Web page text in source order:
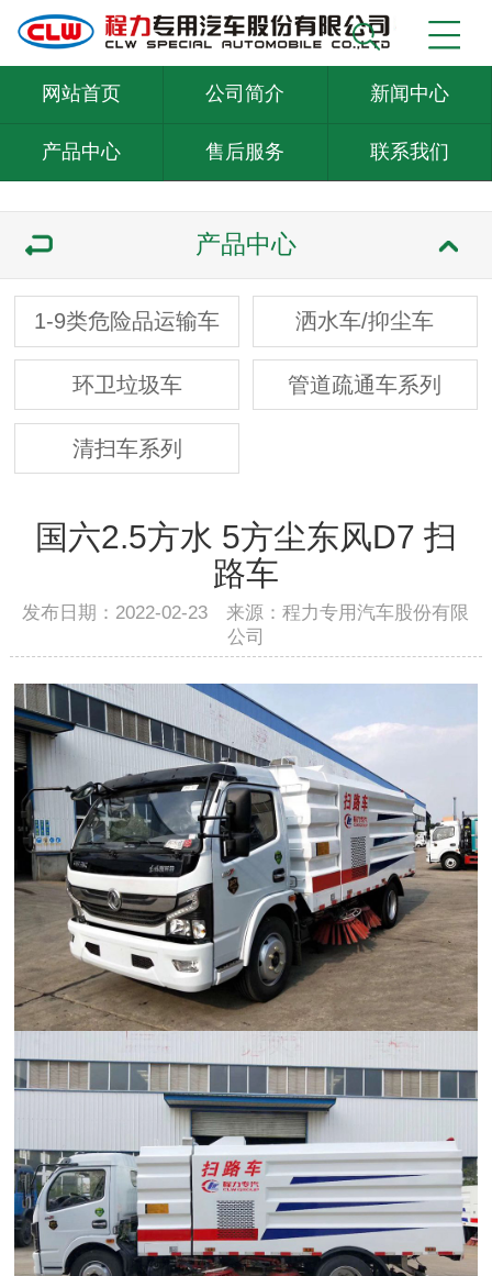
网站首页 公司简介 新闻中心
产品中心 售后服务 联系我们
产品中心
1-9类危险品运输车 洒水车/抑尘车
环卫垃圾车 管道疏通车系列
清扫车系列
国六2.5方水 5方尘东风D7 扫
路车
发布日期：2022-02-23 来源：程力专用汽车股份有限
公司